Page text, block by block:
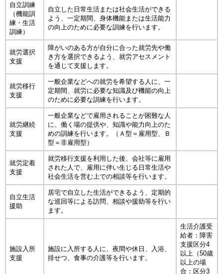
自立訓練
（機能訓
練・生活
訓練）
自立した日常生活または社会生活ができる
よう、一定期間、身体機能または生活能力
の向上のために必要な訓練を行います。
就労選択
支援
障がいのある方が自分に合った就労先や働
き方を選択できるよう、就労アセスメント
を通じて支援します。
就労移行
支援
一般企業などへの就労を希望する人に、一
定期間、就労に必要な知識及び機能の向上
のために必要な訓練を行います。
就労継続
支援
一般企業などで雇用されることが困難な人
に、働く場の提供や、知識や能力向上のた
めの訓練を行います。（Ａ型＝雇用型、Ｂ
型＝非雇用型）
就労定着
支援
就労移行支援を利用した後、会社等に雇用
された人で、雇用に伴い生じる日常生活や
社会生活を営む上での相談等を行います。
自立生活
援助
居宅で自立した生活ができるよう、定期的
な巡回等による訪問、相談や援助等を行い
ます。
施設入所
支援
施設に入所する人に、夜間や休日、入浴、
排せつ、食事の介護等を行います。
生活介護受
給者：障害
支援区分4
以上（50歳
以上の場
合：区分3